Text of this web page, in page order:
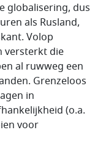
globalisering, dus
als Rusland,
Volop
versterkt die
al ruwweg een
Grenzeloos
in
(o.a.
voor